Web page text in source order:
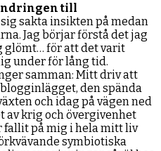
till
sakta insikten på medan
Jag börjar förstå det jag
glömt… för att det varit
under för lång tid.
samman: Mitt driv att
den spända
och idag på vägen ned
av krig och övergivenhet
fallit på mig i hela mitt liv
symbiotiska